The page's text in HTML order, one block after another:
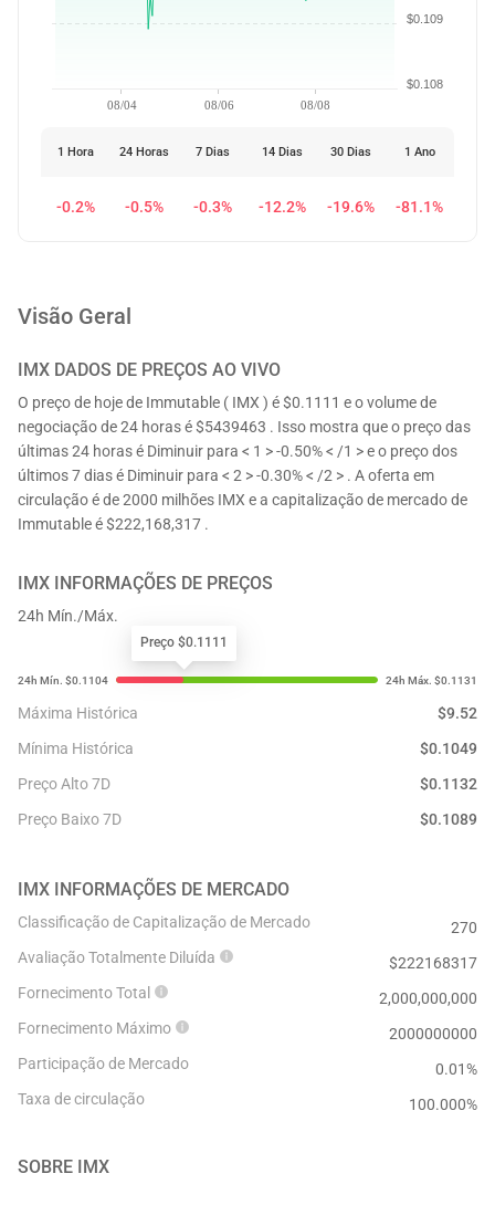
08/04 08/06 08/08
$0.108
$0.109
1 Hora 24 Horas 7 Dias 14 Dias 30 Dias 1 Ano
-0.2% -0.5% -0.3% -12.2% -19.6% -81.1%
Visão Geral
IMX DADOS DE PREÇOS AO VIVO
O preço de hoje de Immutable ( IMX ) é $0.1111 e o volume de
negociação de 24 horas é $5439463 . Isso mostra que o preço das
últimas 24 horas é Diminuir para < 1 > -0.50% < /1 > e o preço dos
últimos 7 dias é Diminuir para < 2 > -0.30% < /2 > . A oferta em
circulação é de 2000 milhões IMX e a capitalização de mercado de
Immutable é $222,168,317 .
IMX INFORMAÇÕES DE PREÇOS
24h Mín./Máx.
Preço $0.1111
Máxima Histórica $9.52
Mínima Histórica
$0.1049
Preço Alto 7D
$0.1132
Preço Baixo 7D
$0.1089
IMX INFORMAÇÕES DE MERCADO
Classificação de Capitalização de Mercado
270
Avaliação Totalmente Diluída
$222168317
Fornecimento Total
2,000,000,000
Fornecimento Máximo
2000000000
Participação de Mercado
0.01%
Taxa de circulação
100.000%
SOBRE IMX